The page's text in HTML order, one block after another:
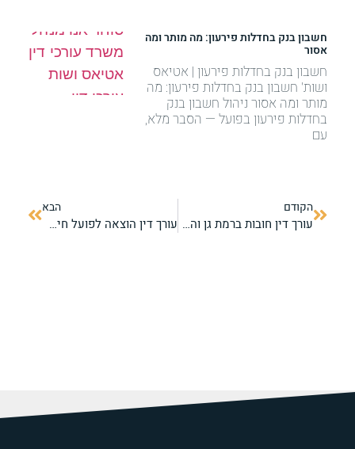
חשבון בנק בחדלות פירעון: מה מותר ומה
אסור
חשבון בנק בחדלות פירעון | אטיאס
ושות' חשבון בנק בחדלות פירעון: מה
מותר ומה אסור ניהול חשבון בנק
בחדלות פירעון בפועל — הסבר מלא,
עם
הקודם
עורך דין חובות ברמת גן והסביבה – הסדרים ומחיקה סופית
הבא
עורך דין הוצאה לפועל חיפה – ביטול עיקולים והסדרי חובות